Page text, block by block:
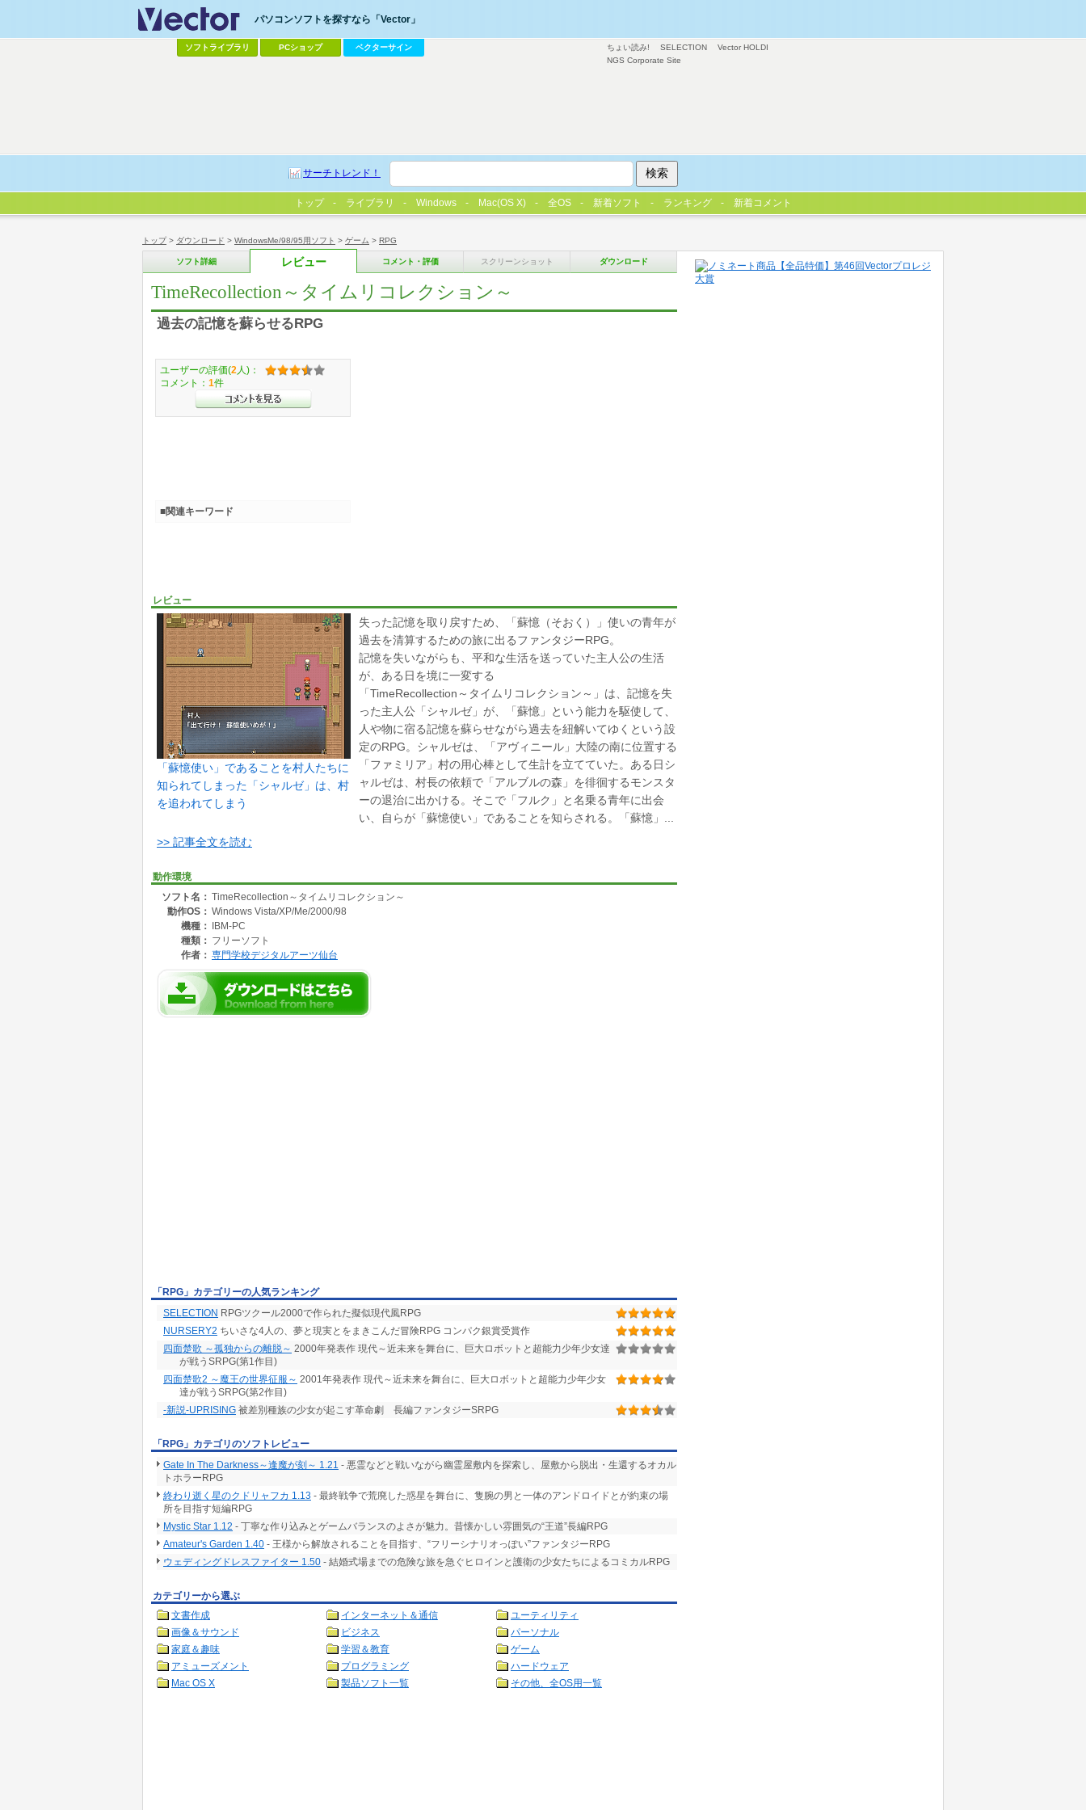
トップ> ダウンロード > WindowsMe/98/95用ソフト > ゲーム > RPG
ソフト詳細 レビュー コメント・評価 スクリーンショット ダウンロード
TimeRecollection～タイムリコレクション～
過去の記憶を蘇らせるRPG
レビュー
「蘇憶使い」であることを村人たちに
知られてしまった「シャルゼ」は、村
を追われてしまう
失った記憶を取り戻すため、「蘇憶（そおく）」使いの青年が
過去を清算するための旅に出るファンタジーRPG。
記憶を失いながらも、平和な生活を送っていた主人公の生活
が、ある日を境に一変する
「TimeRecollection～タイムリコレクション～」は、記憶を失
った主人公「シャルゼ」が、「蘇憶」という能力を駆使して、
人や物に宿る記憶を蘇らせながら過去を紐解いてゆくという設
定のRPG。シャルゼは、「アヴィニール」大陸の南に位置する
「ファミリア」村の用心棒として生計を立てていた。ある日シ
ャルゼは、村長の依頼で「アルブルの森」を徘徊するモンスタ
ーの退治に出かける。そこで「フルク」と名乗る青年に出会
い、自らが「蘇憶使い」であることを知らされる。「蘇憶」...
>> 記事全文を読む
動作環境
ソフト名： TimeRecollection～タイムリコレクション～
動作OS： Windows Vista/XP/Me/2000/98
機種： IBM-PC
種類： フリーソフト
作者： 専門学校デジタルアーツ仙台
ユーザーの評価(2 人)：
コメント： 1件
■関連キーワード
「RPG」カテゴリーの人気ランキング
SELECTION RPGツクール2000で作られた擬似現代風RPG
NURSERY2 ちいさな4人の、夢と現実とをまきこんだ冒険RPG コンパク銀賞受賞作
四面楚歌 ～孤独からの離脱～ 2000年発表作 現代～近未来を舞台に、巨大ロボットと超能力少年少女達
が戦うSRPG(第1作目)
四面楚歌2 ～魔王の世界征服～ 2001年発表作 現代～近未来を舞台に、巨大ロボットと超能力少年少女
達が戦うSRPG(第2作目)
-新説-UPRISING 被差別種族の少女が起こす革命劇 長編ファンタジーSRPG
「RPG」カテゴリのソフトレビュー
Gate In The Darkness～逢魔が刻～ 1.21 - 悪霊などと戦いながら幽霊屋敷内を探索し、屋敷から脱出・生還するオカル
トホラーRPG
終わり逝く星のクドリャフカ 1.13 - 最終戦争で荒廃した惑星を舞台に、隻腕の男と一体のアンドロイドとが約束の場
所を目指す短編RPG
Mystic Star 1.12 - 丁寧な作り込みとゲームバランスのよさが魅力。昔懐かしい雰囲気の“王道”長編RPG
Amateur's Garden 1.40 - 王様から解放されることを目指す、“フリーシナリオっぽい”ファンタジーRPG
ウェディングドレスファイター 1.50 - 結婚式場までの危険な旅を急ぐヒロインと護衛の少女たちによるコミカルRPG
カテゴリーから選ぶ
文書作成
インターネット＆通信
ユーティリティ
画像＆サウンド
ビジネス
パーソナル
家庭＆趣味
学習＆教育
ゲーム
アミューズメント
プログラミング
ハードウェア
Mac OS X
製品ソフト一覧 その他、全OS用一覧
ちょい読み! SELECTION
Vector HOLDI
NGS Corporate Site
パソコンソフトを探すなら「Vector」
ソフトライブラリ PCショップ ベクターサイン
サーチトレンド！
トップ ライブラリ Windows Mac(OS X) 全OS 新着ソフト ランキング 新着コメント